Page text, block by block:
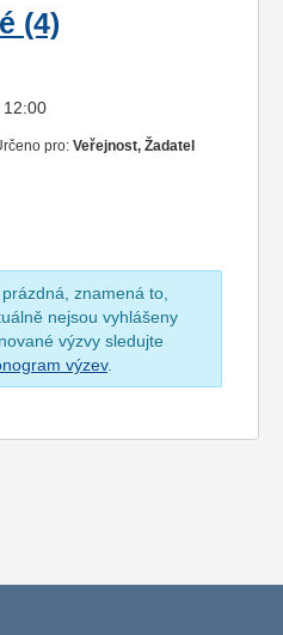
(4)
12:00
pro: Veřejnost, Žadatel
znamená to,
nejsou vyhlášeny
výzvy sledujte
výzev.